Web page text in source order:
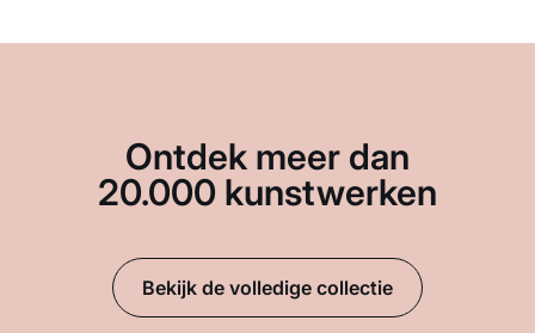
Ontdek meer dan
20.000 kunstwerken
Bekijk de volledige collectie